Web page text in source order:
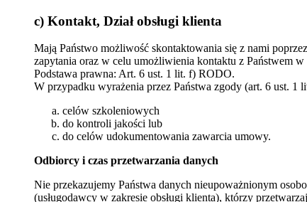
c) Kontakt, Dział obsługi klienta
Mają Państwo możliwość skontaktowania się z nami
zapytania oraz w celu umożliwienia kontaktu z Państwem w
Podstawa prawna: Art. 6 ust. 1 lit. f) RODO.
W przypadku wyrażenia przez Państwa zgody (art. 6 ust. 1
celów szkoleniowych
do kontroli jakości lub
do celów udokumentowania zawarcia umowy.
Odbiorcy i czas przetwarzania danych
Nie przekazujemy Państwa danych nieupoważnionym
(usługodawcy w zakresie obsługi klienta), którzy